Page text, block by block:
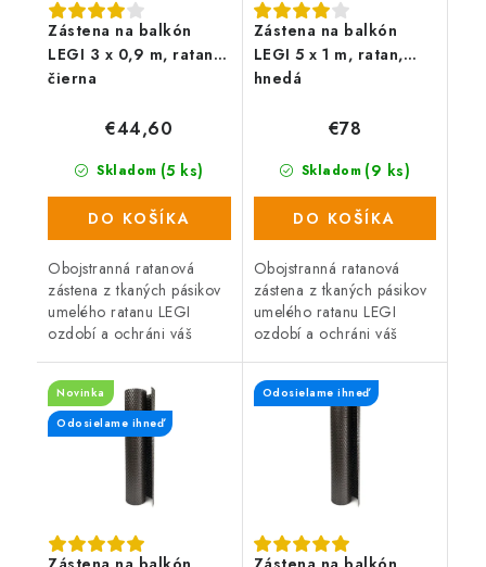
Zástena na balkón
LEGI 3 x 0,9 m, ratan,
čierna
Skladom (5 ks)
€44,60
DO KOŠÍKA
Obojstranná ratanová
zástena z tkaných pásikov
umelého ratanu LEGI
ozdobí a ochráni váš
plot a zaistí súkromie po
celý rok. Zástena má
obojstrannú UV...
Zástena na balkón
LEGI 5 x 1 m, ratan,
hnedá
Skladom (9 ks)
€78
DO KOŠÍKA
Obojstranná ratanová
zástena z tkaných pásikov
umelého ratanu LEGI
ozdobí a ochráni váš
plot a zaistí súkromie po
celý rok. Zástena má
obojstrannú UV...
Novinka
Odosielame ihneď
Odosielame ihneď